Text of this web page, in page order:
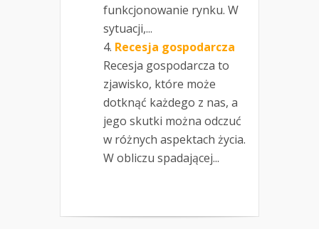
funkcjonowanie rynku. W
sytuacji,...
Recesja gospodarcza
Recesja gospodarcza to
zjawisko, które może
dotknąć każdego z nas, a
jego skutki można odczuć
w różnych aspektach życia.
W obliczu spadającej...